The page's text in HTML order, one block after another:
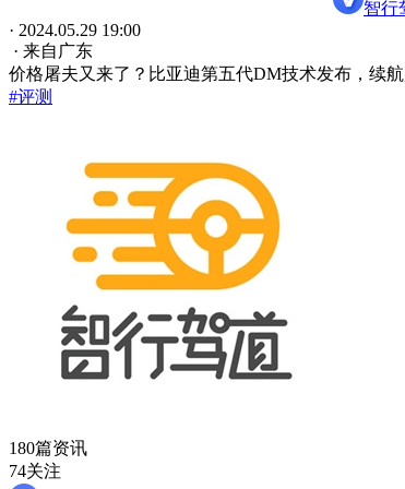
智行
· 2024.05.29 19:00
· 来自广东
价格屠夫又来了？比亚迪第五代DM技术发布，续
#评测
180篇资讯
74关注